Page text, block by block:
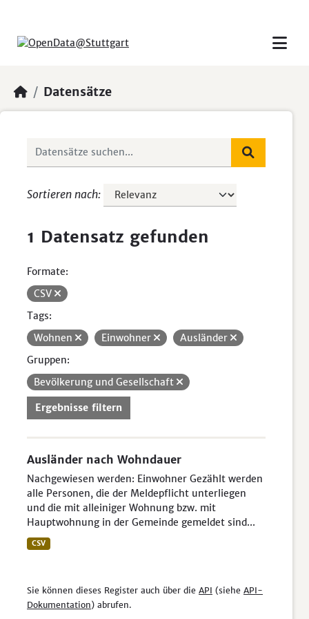
Datensätze
Sortieren nach
1 Datensatz gefunden
Formate:
CSV
Tags:
Wohnen
Einwohner
Ausländer
Gruppen:
Bevölkerung und Gesellschaft
Ergebnisse filtern
Ausländer nach Wohndauer
Nachgewiesen werden: Einwohner Gezählt werden
alle Personen, die der Meldepflicht unterliegen
und die mit alleiniger Wohnung bzw. mit
Hauptwohnung in der Gemeinde gemeldet sind...
CSV
Sie können dieses Register auch über die API (siehe API-
Dokumentation) abrufen.